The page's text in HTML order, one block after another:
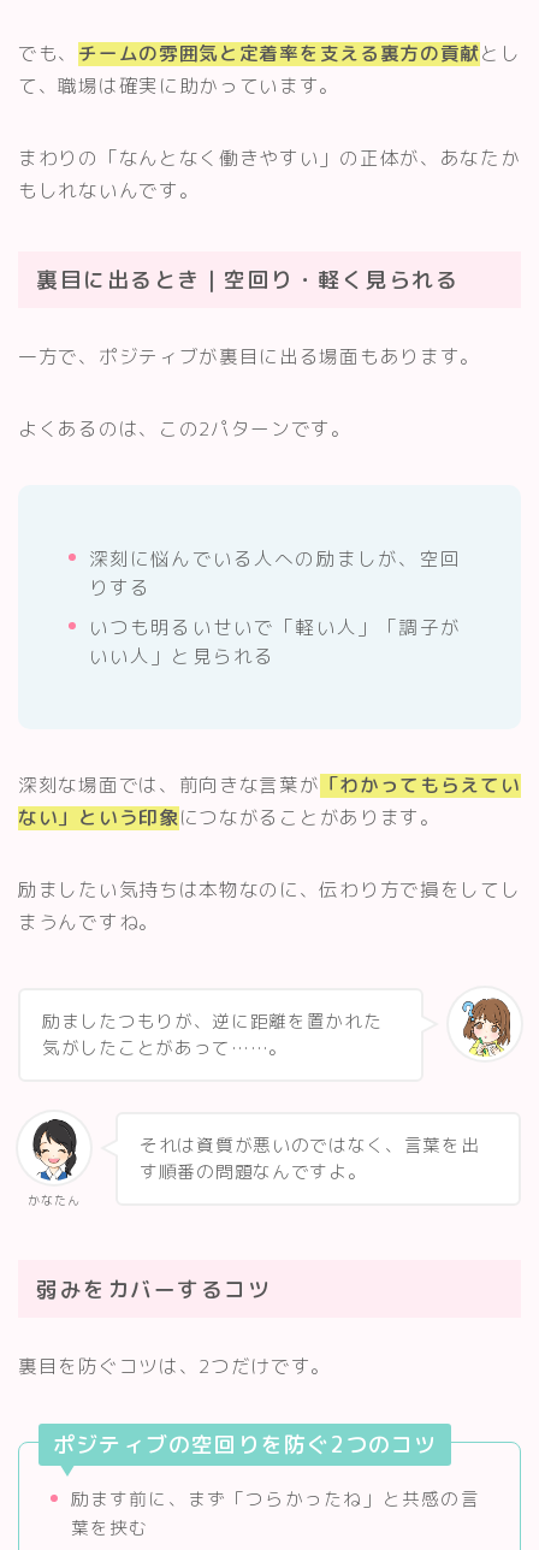
でも、 チームの雰囲気と定着率を支える裏方の貢献とし
て、職場は確実に助かっています。
まわりの「なんとなく働きやすい」の正体が、あなたか
もしれないんです。
裏目に出るとき｜空回り・軽く見られる
一方で、ポジティブが裏目に出る場面もあります。
よくあるのは、この2パターンです。
深刻に悩んでいる人への励ましが、空回
りする
いつも明るいせいで「軽い人」「調子が
いい人」と見られる
深刻な場面では、前向きな言葉が 「わかってもらえてい
ない」という印象につながることがあります。
励ましたい気持ちは本物なのに、伝わり方で損をしてし
まうんですね。
励ましたつもりが、逆に距離を置かれた
気がしたことがあって……。
かなたん
それは資質が悪いのではなく、言葉を出
す順番の問題なんですよ。
弱みをカバーするコツ
裏目を防ぐコツは、2つだけです。
ポジティブの空回りを防ぐ2つのコツ
励ます前に、まず「つらかったね」と共感の言
葉を挟む